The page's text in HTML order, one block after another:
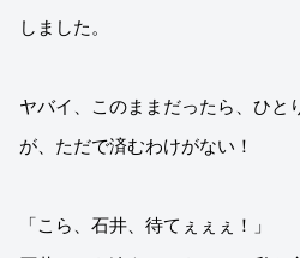
しました。
ヤバイ、このままだったら、ひと
が、ただで済むわけがない！
「こら、石井、待てぇぇぇ！」